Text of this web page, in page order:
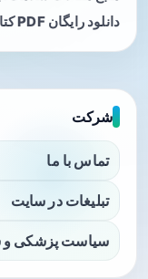
دانلود رایگان PDF کتاب‌های پزشکی.
شرکت
تماس با ما
تبلیغات در سایت
سیاست پزشکی و